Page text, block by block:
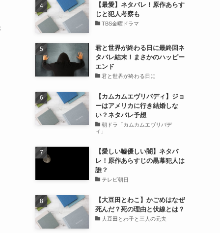
【最愛】ネタバレ！原作あらす
じと犯人考察も
TBS金曜ドラマ
君と世界が終わる日に最終回ネ
タバレ結末！まさかのハッピー
エンド
君と世界が終わる日に
【カムカムエヴリバディ】ジョ
ーはアメリカに行き結婚しな
い？ネタバレ予想
朝ドラ「カムカムエヴリバデ
ィ」
【愛しい嘘優しい闇】ネタバ
レ！原作あらすじの黒幕犯人は
誰？
テレビ朝日
【大豆田とわこ】かごめはなぜ
死んだ？死の理由と伏線とは？
大豆田とわ子と三人の元夫